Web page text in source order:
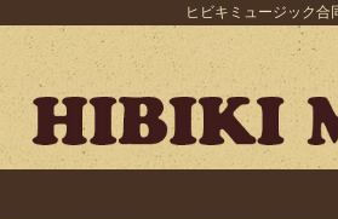
ヒビキミュージック合